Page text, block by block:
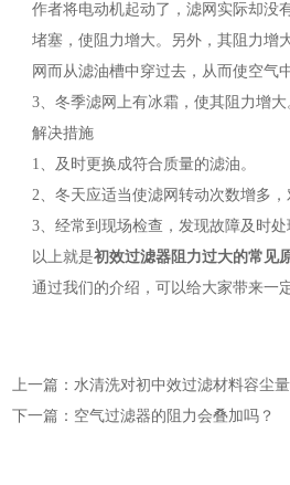
作者将电动机起动了，滤网实际却没
堵塞，使阻力增大。另外，其阻力增
网而从滤油槽中穿过去，从而使空气
3、冬季滤网上有冰霜，使其阻力增大
解决措施
1、及时更换成符合质量的滤油。
2、冬天应适当使滤网转动次数增多，
3、经常到现场检查，发现故障及时处
以上就是初效过滤器阻力过大的常见
通过我们的介绍，可以给大家带来一
上一篇：水清洗对初中效过滤材料容尘
下一篇：空气过滤器的阻力会叠加吗？